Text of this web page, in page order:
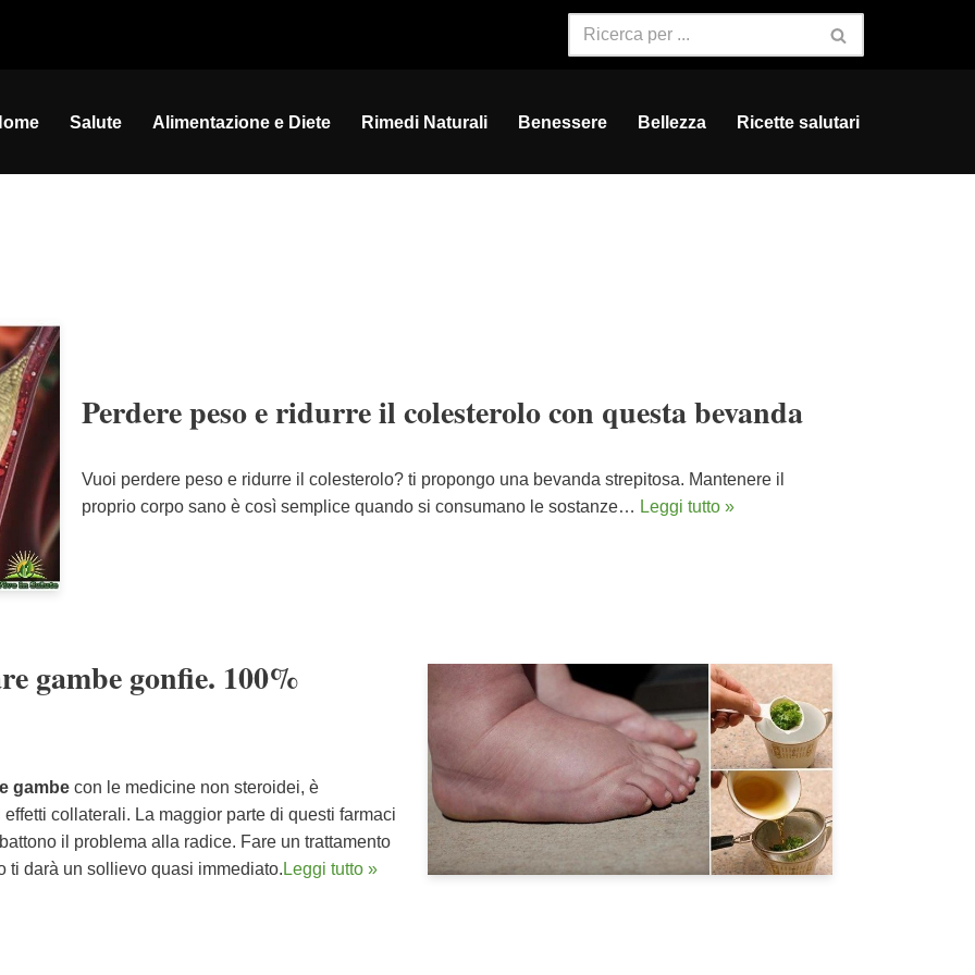
Salute Alimentazione e Diete Rimedi Naturali Benessere Bellezza Ricette salutari
Perdere peso e ridurre il colesterolo con questa bevanda
Vuoi perdere peso e ridurre il colesterolo? ti propongo una bevanda strepitosa. Mantenere il
proprio corpo sano è così semplice quando si consumano le sostanze… Leggi tutto »
gambe gonfie. 100%
gambe con le medicine non steroidei, è
collaterali. La maggior parte di questi farmaci
il problema alla radice. Fare un trattamento
ti darà un sollievo quasi immediato. Leggi tutto »